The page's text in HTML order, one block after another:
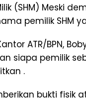
(SHM) Meski
pemilik SHM
ATR/BPN,
siapa pemilik
.
bukti fisik